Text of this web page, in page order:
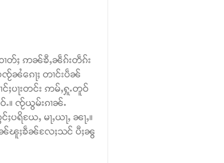
ၢတ်ႈ ဢၼ်ၶီႇၼဵၵ်းတဵၵ်း
ၸႂ်ၼႆၵေႃႈ တၢင်းပဵၼ်
ပႃးတင်း ဢမ်ႇႁူႉတူဝ်
ႉ။ ၸႂ်ယွမ်းၵၢၼ်ႉ
ယႄႇ မႃႇယႃႇ ၼႃႇ။
ၽူႈၶဵၼ်လႄႈသင် ပီႈၼွ